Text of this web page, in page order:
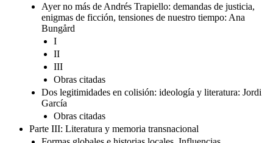
Ayer no más de Andrés Trapiello: demandas de justicia,
enigmas de ficción, tensiones de nuestro tiempo: Ana
Bungård
I
II
III
Obras citadas
Dos legitimidades en colisión: ideología y literatura: Jordi
García
Obras citadas
Parte III: Literatura y memoria transnacional